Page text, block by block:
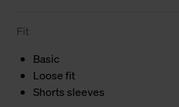
Fit
Basic
Loose fit
Shorts sleeves